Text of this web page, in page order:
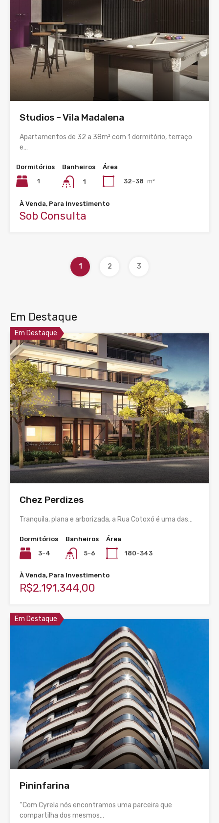
Studios – Vila Madalena
Apartamentos de 32 a 38m² com 1 dormitório, terraço
e…
Dormitórios
1
Banheiros
1
Área
32-38 m²
À Venda, Para Investimento
Sob Consulta
1 2 3
Em Destaque
Em Destaque
Chez Perdizes
Tranquila, plana e arborizada, a Rua Cotoxó é uma das…
Dormitórios
3-4
Banheiros
5-6
Área
180-343
À Venda, Para Investimento
R$2.191.344,00
Em Destaque
Pininfarina
“Com Cyrela nós encontramos uma parceira que
compartilha dos mesmos…